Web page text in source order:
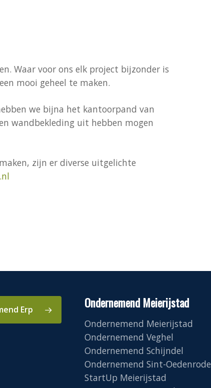
Waar voor ons elk project bijzonder is
mooi geheel te maken.
we bijna het kantoorpand van
wandbekleding uit hebben mogen
zijn er diverse uitgelichte
Erp Ondernemend Meierijstad
Ondernemend Meierijstad
Ondernemend Veghel
Ondernemend Schijndel
Ondernemend Sint-Oedenrode
StartUp Meierijstad